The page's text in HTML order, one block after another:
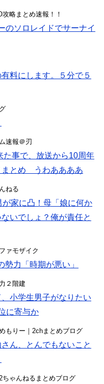
略まとめ速報！！
のソロレイドでサーナイ
料にします。５分で５
速報＠刃
た事で、放送から10周年
まとめ うわああああ
ねる
家に凸！母「娘に何か
いでしょ？俺が責任と
ァモザイク
力「時期が悪い」
２階建
小学生男子がなりたい
に寄与か
もりー｜2chまとめブログ
ん、とんでもないこと
ちゃんねるまとめブログ